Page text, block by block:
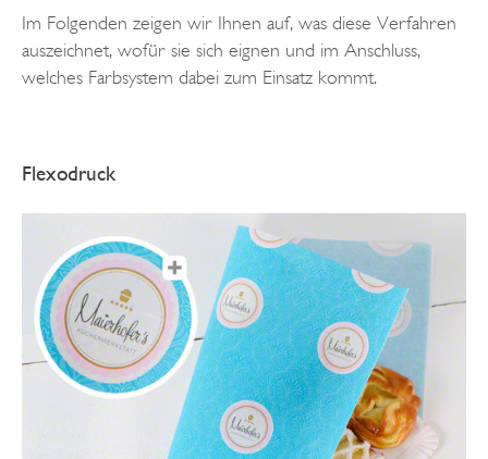
Im Folgenden zeigen wir Ihnen auf, was diese Verfahren
auszeichnet, wofür sie sich eignen und im Anschluss,
welches Farbsystem dabei zum Einsatz kommt.
Flexodruck